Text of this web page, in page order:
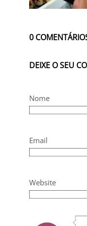
0
DEIXE O SEU
Nome
Email
Website